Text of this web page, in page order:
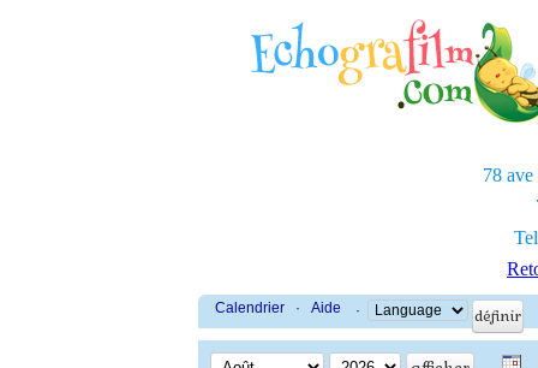
78 ave
Calendrier · Aide ·